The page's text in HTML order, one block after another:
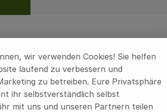
gefunden.
wir verwenden Cookies! Sie helfen
laufend zu verbessern und
zu betreiben. Eure Privatsphäre
ihr selbstverständlich selbst
mit uns und unseren Partnern teilen